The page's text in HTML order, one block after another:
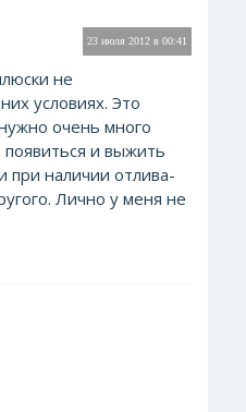
23 июля 2012 в 00:41
не
условиях. Это
очень много
и выжить
при наличии отлива-
Лично у меня не